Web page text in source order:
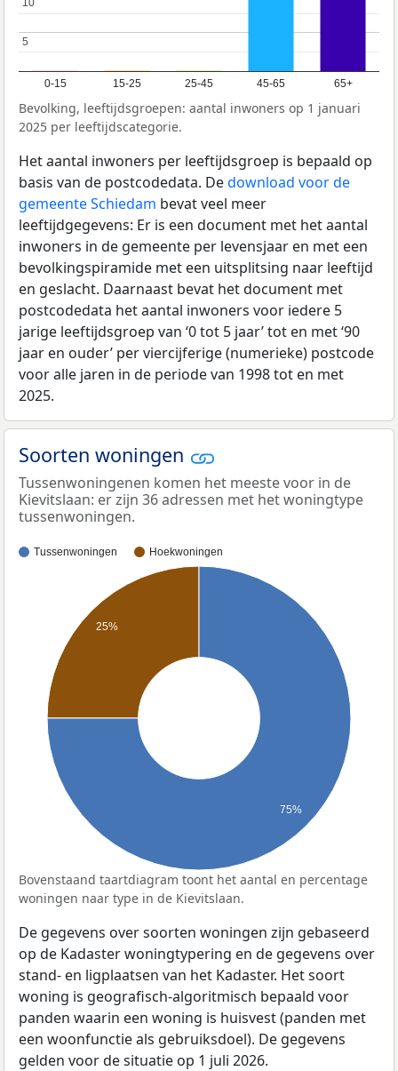
0-15 15-25 25-45 45-65 65+
5
5
10
10
Bevolking, leeftijdsgroepen: aantal inwoners op 1 januari
2025 per leeftijdscategorie.
Het aantal inwoners per leeftijdsgroep is bepaald op
basis van de postcodedata. Dedownload voor de
gemeente Schiedam bevat veel meer
leeftijdgegevens: Er is een document met het aantal
inwoners in de gemeente per levensjaar en met een
bevolkingspiramide met een uitsplitsing naar leeftijd
en geslacht. Daarnaast bevat het document met
postcodedata het aantal inwoners voor iedere 5
jarige leeftijdsgroep van ‘0 tot 5 jaar’ tot en met ‘90
jaar en ouder’ per viercijferige (numerieke) postcode
voor alle jaren in de periode van 1998 tot en met
2025.
Soorten woningen
Tussenwoningenen komen het meeste voor in de
Kievitslaan: er zijn 36 adressen met het woningtype
tussenwoningen.
Tussenwoningen Hoekwoningen
25%
75%
Bovenstaand taartdiagram toont het aantal en percentage
woningen naar type in de Kievitslaan.
De gegevens over soorten woningen zijn gebaseerd
op de Kadaster woningtypering en de gegevens over
stand- en ligplaatsen van het Kadaster. Het soort
woning is geografisch-algoritmisch bepaald voor
panden waarin een woning is huisvest (panden met
een woonfunctie als gebruiksdoel). De gegevens
gelden voor de situatie op 1 juli 2026.